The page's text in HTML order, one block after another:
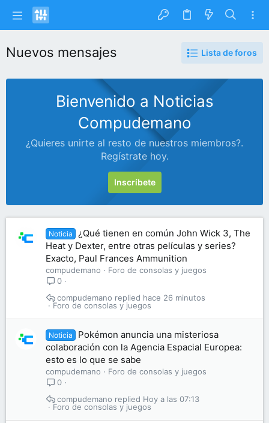
Nuevos mensajes Lista de foros
Bienvenido a Noticias
Compudemano
¿Quieres unirte al resto de nuestros miembros?.
Regístrate hoy.
Inscríbete
Noticia
¿Qué tienen en común John Wick 3, The
Heat y Dexter, entre otras películas y series?
Exacto, Paul Frances Ammunition
compudemano
Foro de consolas y juegos
0
Foro de consolas y juegos
hace 26 minutos
compudemano
Noticia
Pokémon anuncia una misteriosa
colaboración con la Agencia Espacial Europea:
esto es lo que se sabe
compudemano
Foro de consolas y juegos
0
Foro de consolas y juegos
Hoy a las 07:13
compudemano